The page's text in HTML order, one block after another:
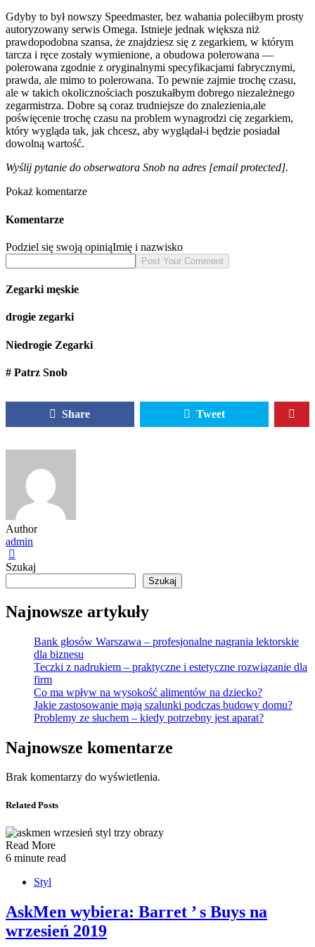
Gdyby to był nowszy Speedmaster, bez wahania poleciłbym prosty
autoryzowany serwis Omega. Istnieje jednak większa niż
prawdopodobna szansa, że znajdziesz się z zegarkiem, w którym
tarcza i ręce zostały wymienione, a obudowa polerowana —
polerowana zgodnie z oryginalnymi specyfikacjami fabrycznymi,
prawda, ale mimo to polerowana. To pewnie zajmie trochę czasu,
ale w takich okolicznościach poszukałbym dobrego niezależnego
zegarmistrza. Dobre są coraz trudniejsze do znalezienia,ale
poświęcenie trochę czasu na problem wynagrodzi cię zegarkiem,
który wygląda tak, jak chcesz, aby wyglądał-i będzie posiadał
dowolną wartość.
Wyślij pytanie do obserwatora Snob na adres [email protected].
Pokaż komentarze
Komentarze
Podziel się swoją opiniąImię i nazwisko
Zegarki męskie
drogie zegarki
Niedrogie Zegarki
# Patrz Snob
Share Tweet
Author
admin
Szukaj
Szukaj
Najnowsze artykuły
Bank głosów Warszawa – profesjonalne nagrania lektorskie
dla biznesu
Teczki z nadrukiem – praktyczne i estetyczne rozwiązanie dla
firm
Co ma wpływ na wysokość alimentów na dziecko?
Jakie zastosowanie mają szalunki podczas budowy domu?
Problemy ze słuchem – kiedy potrzebny jest aparat?
Najnowsze komentarze
Brak komentarzy do wyświetlenia.
Related Posts
Read More
6 minute read
Styl
AskMen wybiera: Barret ’ s Buys na
wrzesień 2019